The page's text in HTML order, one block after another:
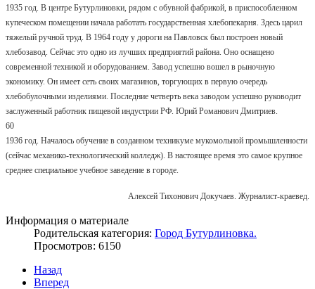
1935 год. В центре Бутурлиновки, рядом с обувной фабрикой, в приспособленном
купеческом помещении начала работать государственная хлебопекарня. Здесь царил
тяжелый ручной труд. В 1964 году у дороги на Павловск был построен новый
хлебозавод. Сейчас это одно из лучших предприятий района. Оно оснащено
современной техникой и оборудованием. Завод успешно вошел в рыночную
экономику. Он имеет сеть своих магазинов, торгующих в первую очередь
хлебобулочными изделиями. Последние четверть века заводом успешно руководит
заслуженный работник пищевой индустрии РФ. Юрий Романович Дмитриев.
60
1936 год. Началось обучение в созданном техникуме мукомольной промышленности
(сейчас механико-технологический колледж). В настоящее время это самое крупное
среднее специальное учебное заведение в городе.
Алексей Тихонович Докучаев. Журналист-краевед.
Информация о материале
Родительская категория: Город Бутурлиновка.
Просмотров: 6150
Назад
Вперед